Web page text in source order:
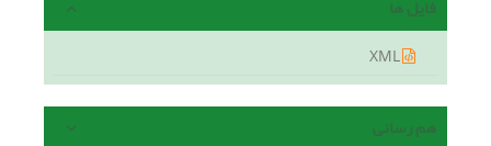
فایل ها
هم رسانی